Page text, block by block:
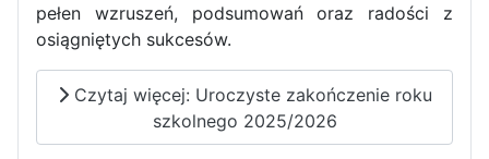
nami
pełen wzruszeń, podsumowań oraz radości z
osiągniętych sukcesów.
Czytaj więcej: Uroczyste zakończenie roku
szkolnego 2025/2026